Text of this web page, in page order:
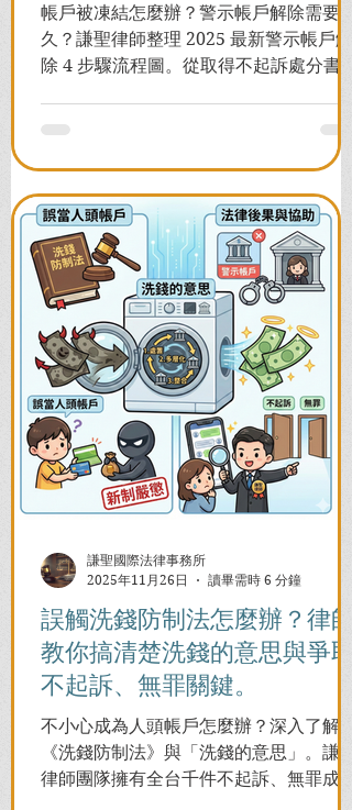
帳戶被凍結怎麼辦？警示帳戶解除需要多
久？謙聖律師整理 2025 最新警示帳戶解
除 4 步驟流程圖。從取得不起訴處分書到
誤觸洗錢防制法怎麼辦？律師
教你搞清楚洗錢的意思與爭取
不起訴、無罪關鍵。
不小心成為人頭帳戶怎麼辦？深入了解
《洗錢防制法》與「洗錢的意思」。謙聖
律師團隊擁有全台千件不起訴、無罪成功
謙聖國際法律事務所
2025年11月26日
讀畢需時 6 分鐘